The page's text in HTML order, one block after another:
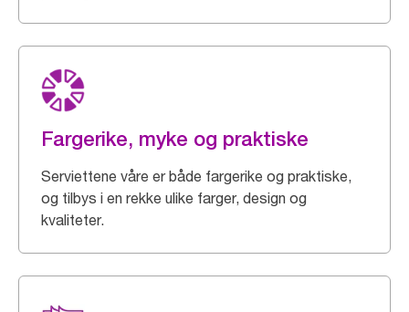
Fargerike, myke og praktiske
Serviettene våre er både fargerike og praktiske,
og tilbys i en rekke ulike farger, design og
kvaliteter.